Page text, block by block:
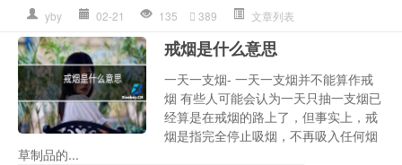
yby 02-21 135 389 文章列表
戒烟是什么意思
一天一支烟- 一天一支烟并不能算作戒
烟 有些人可能会认为一天只抽一支烟已
经算是在戒烟的路上了，但事实上，戒
烟是指完全停止吸烟，不再吸入任何烟
草制品的...